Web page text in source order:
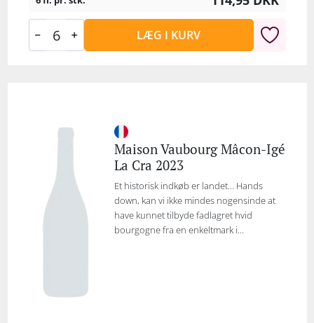
LÆG I KURV
Maison Vaubourg Mâcon-Igé
La Cra 2023
Et historisk indkøb er landet… Hands
down, kan vi ikke mindes nogensinde at
have kunnet tilbyde fadlagret hvid
bourgogne fra en enkeltmark i...